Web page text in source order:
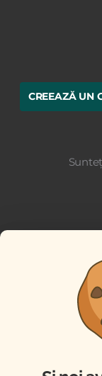
CREEAZĂ UN
ȘTIINȚĂ ȘI